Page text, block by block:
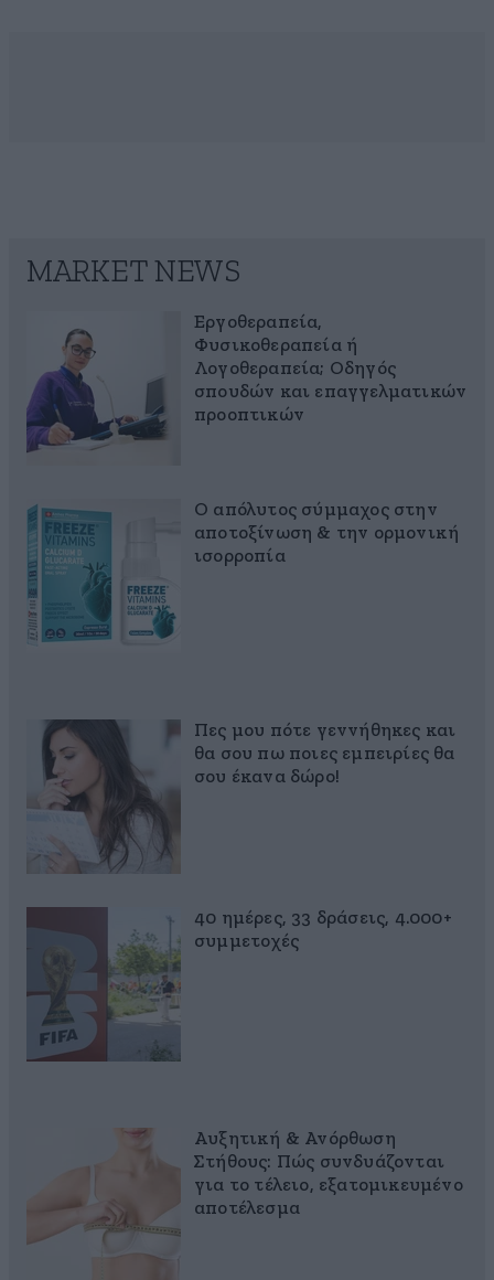
MARKET NEWS
Εργοθεραπεία,
Φυσικοθεραπεία ή
Λογοθεραπεία; Οδηγός
σπουδών και επαγγελματικών
προοπτικών
Ο απόλυτος σύμμαχος στην
αποτοξίνωση & την ορμονική
ισορροπία
Πες μου πότε γεννήθηκες και
θα σου πω ποιες εμπειρίες θα
σου έκανα δώρο!
40 ημέρες, 33 δράσεις, 4.000+
συμμετοχές
Αυξητική & Ανόρθωση
Στήθους: Πώς συνδυάζονται
για το τέλειο, εξατομικευμένο
αποτέλεσμα